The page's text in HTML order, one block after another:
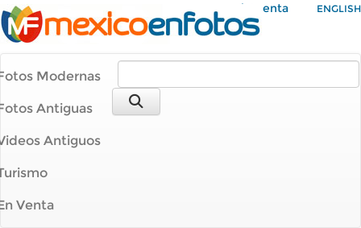
Mi Cuenta ENGLISH
Modernas
Antiguas
Antiguos
Venta